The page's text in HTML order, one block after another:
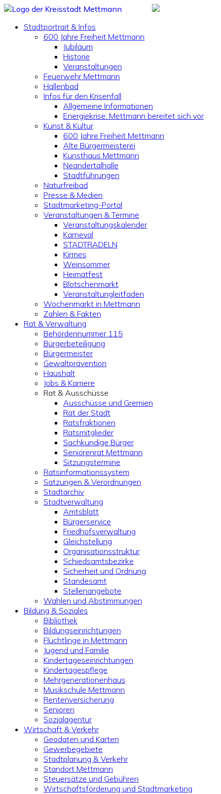
Stadtportrait & Infos
600 Jahre Freiheit Mettmann
Jubiläum
Historie
Veranstaltungen
Feuerwehr Mettmann
Hallenbad
Infos für den Krisenfall
Allgemeine Informationen
Energiekrise: Mettmann bereitet sich vor
Kunst & Kultur
600 Jahre Freiheit Mettmann
Alte Bürgermeisterei
Kunsthaus Mettmann
Neandertalhalle
Stadtführungen
Naturfreibad
Presse & Medien
Stadtmarketing-Portal
Veranstaltungen & Termine
Veranstaltungskalender
Karneval
STADTRADELN
Kirmes
Weinsommer
Heimatfest
Blotschenmarkt
Veranstaltungleitfaden
Wochenmarkt in Mettmann
Zahlen & Fakten
Rat & Verwaltung
Behördennummer 115
Bürgerbeteiligung
Bürgermeister
Gewaltprävention
Haushalt
Jobs & Karriere
Rat & Ausschüsse
Ausschüsse und Gremien
Rat der Stadt
Ratsfraktionen
Ratsmitglieder
Sachkundige Bürger
Seniorenrat Mettmann
Sitzungstermine
Ratsinformationssystem
Satzungen & Verordnungen
Stadtarchiv
Stadtverwaltung
Amtsblatt
Bürgerservice
Friedhofsverwaltung
Gleichstellung
Organisationsstruktur
Schiedsamtsbezirke
Sicherheit und Ordnung
Standesamt
Stellenangebote
Wahlen und Abstimmungen
Bildung & Soziales
Bibliothek
Bildungseinrichtungen
Flüchtlinge in Mettmann
Jugend und Familie
Kindertageseinrichtungen
Kindertagespflege
Mehrgenerationenhaus
Musikschule Mettmann
Rentenversicherung
Senioren
Sozialagentur
Wirtschaft & Verkehr
Geodaten und Karten
Gewerbegebiete
Stadtplanung & Verkehr
Standort Mettmann
Steuersätze und Gebühren
Wirtschaftsförderung und Stadtmarketing